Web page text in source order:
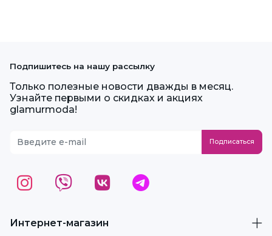
Интернет-магазин
Подпишитесь на нашу рассылку
Только полезные новости дважды в месяц.
Узнайте первыми о скидках и акциях
glamurmoda!